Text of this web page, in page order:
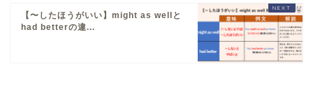
【〜したほうがいい】might as wellと
had betterの違...